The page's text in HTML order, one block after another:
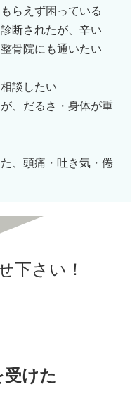
らえず困っている
断されたが、辛い
骨院にも通いたい
談したい
、だるさ・身体が重
、頭痛・吐き気・倦
下さい！
受けた